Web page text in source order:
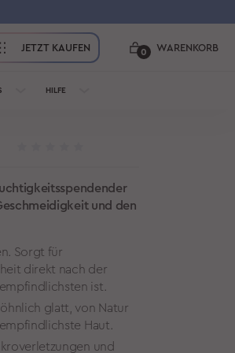
JETZT KAUFEN WARENKORB
0
HILFE
und den
Sorgt für
direkt nach der
ist.
glatt, von Natur
Haut.
und